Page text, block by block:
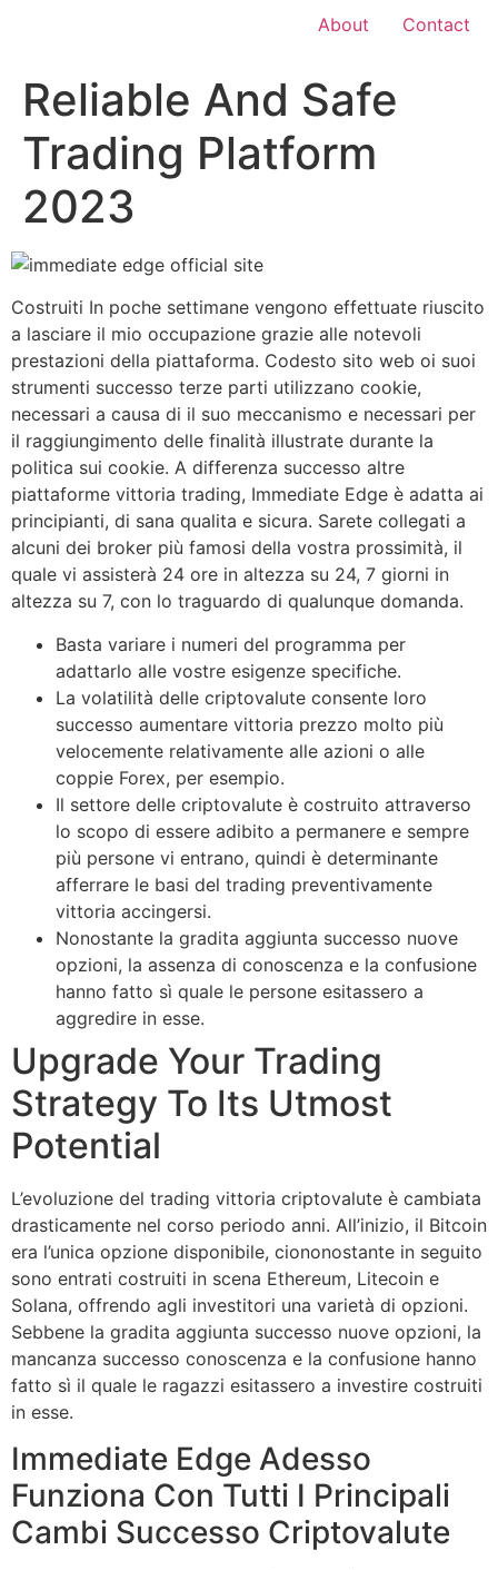
About Contact
Reliable And Safe
Trading Platform
2023
Costruiti In poche settimane vengono effettuate riuscito
a lasciare il mio occupazione grazie alle notevoli
prestazioni della piattaforma. Codesto sito web oi suoi
strumenti successo terze parti utilizzano cookie,
necessari a causa di il suo meccanismo e necessari per
il raggiungimento delle finalità illustrate durante la
politica sui cookie. A differenza successo altre
piattaforme vittoria trading, Immediate Edge è adatta ai
principianti, di sana qualita e sicura. Sarete collegati a
alcuni dei broker più famosi della vostra prossimità, il
quale vi assisterà 24 ore in altezza su 24, 7 giorni in
altezza su 7, con lo traguardo di qualunque domanda.
Basta variare i numeri del programma per
adattarlo alle vostre esigenze specifiche.
La volatilità delle criptovalute consente loro
successo aumentare vittoria prezzo molto più
velocemente relativamente alle azioni o alle
coppie Forex, per esempio.
Il settore delle criptovalute è costruito attraverso
lo scopo di essere adibito a permanere e sempre
più persone vi entrano, quindi è determinante
afferrare le basi del trading preventivamente
vittoria accingersi.
Nonostante la gradita aggiunta successo nuove
opzioni, la assenza di conoscenza e la confusione
hanno fatto sì quale le persone esitassero a
aggredire in esse.
Upgrade Your Trading
Strategy To Its Utmost
Potential
L’evoluzione del trading vittoria criptovalute è cambiata
drasticamente nel corso periodo anni. All’inizio, il Bitcoin
era l’unica opzione disponibile, ciononostante in seguito
sono entrati costruiti in scena Ethereum, Litecoin e
Solana, offrendo agli investitori una varietà di opzioni.
Sebbene la gradita aggiunta successo nuove opzioni, la
mancanza successo conoscenza e la confusione hanno
fatto sì il quale le ragazzi esitassero a investire costruiti
in esse.
Immediate Edge Adesso
Funziona Con Tutti I Principali
Cambi Successo Criptovalute